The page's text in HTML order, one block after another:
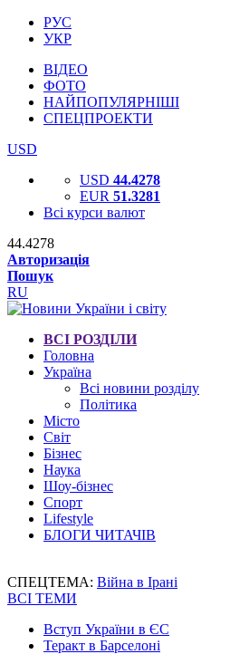
РУС
УКР
ВІДЕО
ФОТО
НАЙПОПУЛЯРНІШІ
СПЕЦПРОЕКТИ
USD
USD 44.4278
EUR 51.3281
Всі курси валют
44.4278
Авторизація
Пошук
RU
ВСІ РОЗДІЛИ
Головна
Україна
Всі новини розділу
Політика
Місто
Світ
Бізнес
Наука
Шоу-бізнес
Спорт
Lifestyle
БЛОГИ ЧИТАЧІВ
СПЕЦТЕМА: Війна в Ірані
ВСІ ТЕМИ
Вступ України в ЄС
Теракт в Барселоні